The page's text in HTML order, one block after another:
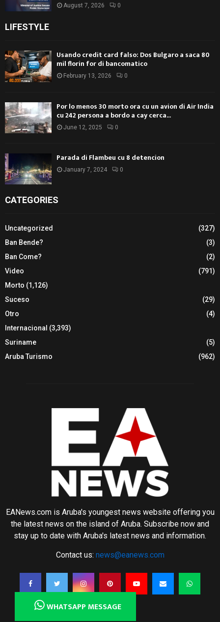
August 7, 2026 0
LIFESTYLE
Usando credit card falso: Dos Bulgaro a saca 80
mil florin for di bancomatico
February 13, 2026 0
Por lo menos 30 morto ora cu un avion di Air India
cu 242 persona a bordo a cay cerca...
June 12, 2025 0
Parada di Flambeu cu 8 detencion
January 7, 2024 0
CATEGORIES
Uncategorized
(327)
Ban Bende?
(3)
Ban Come?
(2)
Video
(791)
Morto (1,126)
Suceso
(29)
Otro
(4)
Internacional (3,393)
Suriname
(5)
Aruba Turismo
(962)
EANews.com is Aruba's youngest news website offering you
the latest news on the island of Aruba. Subscribe now and
stay up to date with Aruba's latest news and information.
Contact us: news@eanews.com
WHATSAPP MESSAGE